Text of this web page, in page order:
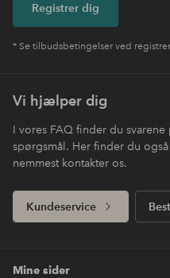
Registrer dig
* Se tilbudsbetingelser ved
Vi hjælper dig
I vores FAQ finder du
spørgsmål. Her finder du
nemmest kontakter os.
Kundeservice
Mine sider